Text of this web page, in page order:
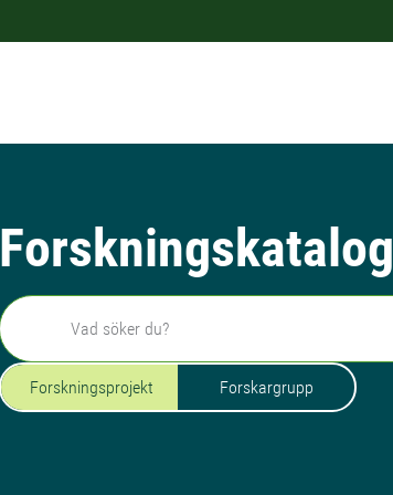
Forskningskatalog
Sök
Forskningsprojekt Forskargrupp